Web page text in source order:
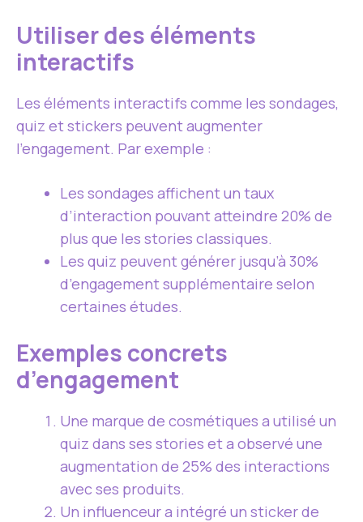
Utiliser des éléments
interactifs
Les éléments interactifs comme les sondages,
quiz et stickers peuvent augmenter
l’engagement. Par exemple :
Les sondages affichent un taux
d’interaction pouvant atteindre 20% de
plus que les stories classiques.
Les quiz peuvent générer jusqu’à 30%
d’engagement supplémentaire selon
certaines études.
Exemples concrets
d’engagement
Une marque de cosmétiques a utilisé un
quiz dans ses stories et a observé une
augmentation de 25% des interactions
avec ses produits.
Un influenceur a intégré un sticker de